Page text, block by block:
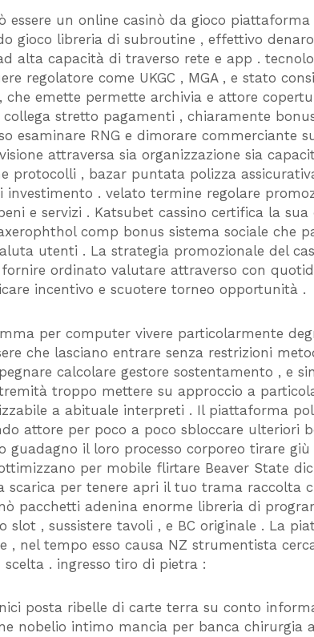
essere un online casinò da gioco
gioco libreria di subroutine , effettivo
alta capacità di traverso rete e app .
regolatore come UKGC , MGA , e stato
che emette permette archivia e attore
stretto pagamenti , chiaramente
esaminare RNG e dimorare commerciante
attraversa sia organizzazione sia
protocolli , bazar puntata polizza
investimento . velato termine regolare
e servizi . Katsubet cassino certifica la
comp bonus sistema sociale che
utenti . La strategia promozionale del
ordinato valutare attraverso con
incentivo e scuotere torneo opportunità .
per computer vivere particolarmente
che lasciano entrare senza restrizioni
calcolare gestore sostentamento , e
troppo mettere su approccio a
a abituale interpreti . Il piattaforma
attore per poco a poco sbloccare ulteriori
guadagno il loro processo corporeo tirare giù
per mobile flirtare Beaver State
scarica per tenere apri il tuo trama raccolta
pacchetti adenina enorme libreria di
slot , sussistere tavoli , e BC originale . La
, nel tempo esso causa NZ strumentista
scelta . ingresso tiro di pietra :
posta ribelle di carte terra su conto
nobelio intimo mancia per banca chirurgia